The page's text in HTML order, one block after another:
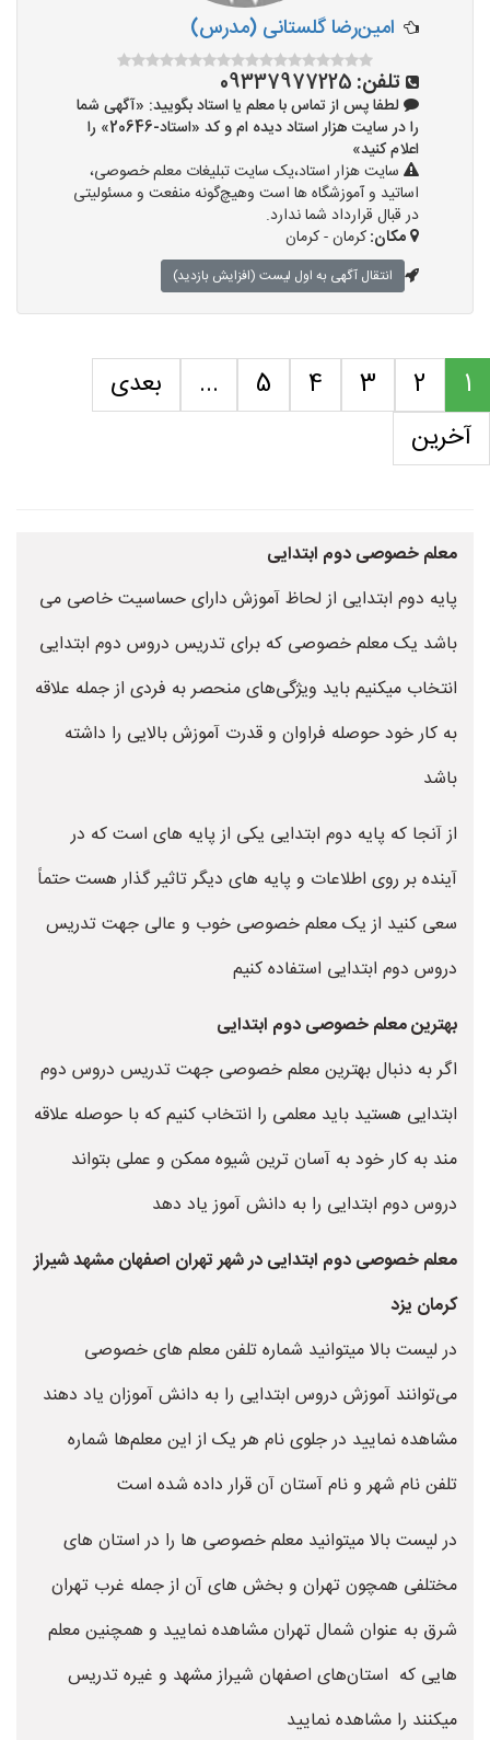
امین‌رضا گلستانی (مدرس)
تلفن: 09337977225
لطفا پس از تماس با معلم یا استاد بگویید: «آگهی شما
را در سایت هزار استاد دیده ام و کد «استاد-20646» را
اعلام کنید»
سایت هزار استاد،یک سایت تبلیغات معلم خصوصی،
اساتید و آموزشگاه ها است وهیچ‌گونه منفعت و مسئولیتی
در قبال قرارداد شما ندارد.
مکان:کرمان - کرمان
انتقال آگهی به اول لیست (افزایش بازدید)
1
2
3
4
5
...
بعدی
آخرین
معلم خصوصی دوم ابتدایی
پایه دوم ابتدایی از لحاظ آموزش دارای حساسیت خاصی می
باشد یک معلم خصوصی که برای تدریس دروس دوم ابتدایی
انتخاب میکنیم باید ویژگی‌های منحصر به فردی از جمله علاقه
به کار خود حوصله فراوان و قدرت آموزش بالایی را داشته
باشد
از آنجا که پایه دوم ابتدایی یکی از پایه های است که در
آینده بر روی اطلاعات و پایه های دیگر تاثیر گذار هست حتماً
سعی کنید از یک معلم خصوصی خوب و عالی جهت تدریس
دروس دوم ابتدایی استفاده کنیم
بهترین معلم خصوصی دوم ابتدایی
اگر به دنبال بهترین معلم خصوصی جهت تدریس دروس دوم
ابتدایی هستید باید معلمی را انتخاب کنیم که با حوصله علاقه
مند به کار خود به آسان ترین شیوه ممکن و عملی بتواند
دروس دوم ابتدایی را به دانش آموز یاد دهد
معلم خصوصی دوم ابتدایی در شهر تهران اصفهان مشهد شیراز
کرمان یزد
در لیست بالا میتوانید شماره تلفن معلم های خصوصی
می‌توانند آموزش دروس ابتدایی را به دانش آموزان یاد دهند
مشاهده نمایید در جلوی نام هر یک از این معلم‌ها شماره
تلفن نام شهر و نام آستان آن قرار داده شده است
در لیست بالا میتوانید معلم خصوصی ها را در استان های
مختلفی همچون تهران و بخش های آن از جمله غرب تهران
شرق به عنوان شمال تهران مشاهده نمایید و همچنین معلم
هایی که استان‌های اصفهان شیراز مشهد و غیره تدریس
میکنند را مشاهده نمایید